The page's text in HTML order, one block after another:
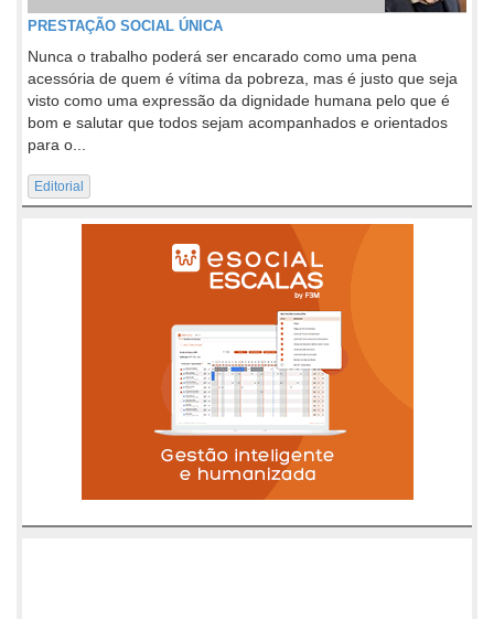
PRESTAÇÃO SOCIAL ÚNICA
Nunca o trabalho poderá ser encarado como uma pena
acessória de quem é vítima da pobreza, mas é justo que seja
visto como uma expressão da dignidade humana pelo que é
bom e salutar que todos sejam acompanhados e orientados
para o...
Editorial